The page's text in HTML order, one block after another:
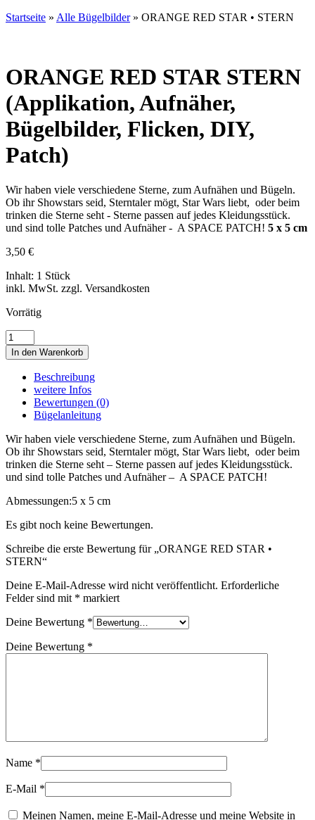
Startseite » Alle Bügelbilder» ORANGE RED STAR • STERN
ORANGE RED STAR STERN
(Applikation, Aufnäher,
Bügelbilder, Flicken, DIY,
Patch)
Wir haben viele verschiedene Sterne, zum Aufnähen und Bügeln.
Ob ihr Showstars seid, Sterntaler mögt, Star Wars liebt, oder beim
trinken die Sterne seht - Sterne passen auf jedes Kleidungsstück.
und sind tolle Patches und Aufnäher - A SPACE PATCH! 5 x 5 cm
3,50 €
Inhalt: 1 Stück
inkl. MwSt. zzgl. Versandkosten
Vorrätig
ORANGE
RED
STAR
STERN
Menge
In den Warenkorb
Beschreibung
weitere Infos
Bewertungen (0)
Bügelanleitung
Wir haben viele verschiedene Sterne, zum Aufnähen und Bügeln.
Ob ihr Showstars seid, Sterntaler mögt, Star Wars liebt, oder beim
trinken die Sterne seht – Sterne passen auf jedes Kleidungsstück.
und sind tolle Patches und Aufnäher – A SPACE PATCH!
Abmessungen:5 x 5 cm
Es gibt noch keine Bewertungen.
Schreibe die erste Bewertung für „ORANGE RED STAR •
STERN“
Deine E-Mail-Adresse wird nicht veröffentlicht. Erforderliche
Felder sind mit * markiert
Deine Bewertung *
Deine Bewertung *
Name *
E-Mail *
Meinen Namen, meine E-Mail-Adresse und meine Website in